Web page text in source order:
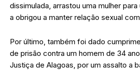
dissimulada, arrastou uma mulher
a obrigou a manter relação sexual
Por último, também foi dado
de prisão contra um homem de 34
Justiça de Alagoas, por um assalto a